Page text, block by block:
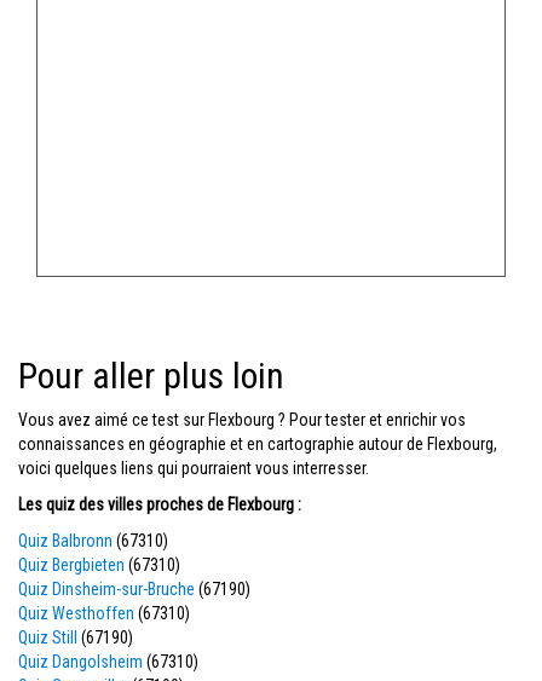
Pour aller plus loin
Vous avez aimé ce test sur Flexbourg ? Pour tester et enrichir vos
connaissances en géographie et en cartographie autour de Flexbourg,
voici quelques liens qui pourraient vous interresser.
Les quiz des villes proches de Flexbourg :
Quiz Balbronn (67310)
Quiz Bergbieten (67310)
Quiz Dinsheim-sur-Bruche (67190)
Quiz Westhoffen (67310)
Quiz Still
(67190)
Quiz Dangolsheim (67310)